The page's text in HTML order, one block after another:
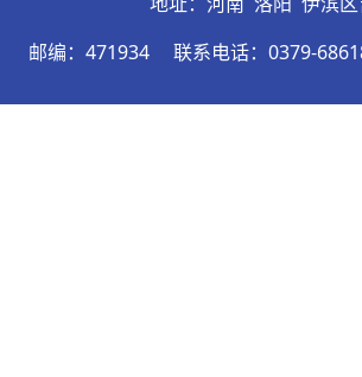
邮编：471934
联系电话：0379-